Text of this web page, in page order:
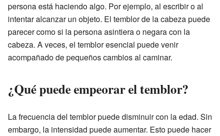
persona está haciendo algo. Por ejemplo, al escribir o al
intentar alcanzar un objeto. El temblor de la cabeza puede
parecer como si la persona asintiera o negara con la
cabeza. A veces, el temblor esencial puede venir
acompañado de pequeños cambios al caminar.
¿Qué puede empeorar el temblor?
La frecuencia del temblor puede disminuir con la edad. Sin
embargo, la intensidad puede aumentar. Esto puede hacer